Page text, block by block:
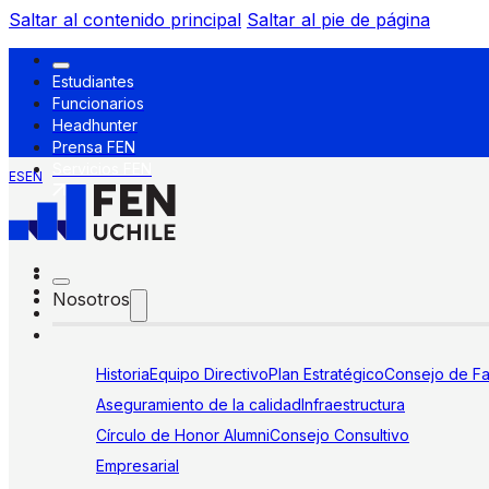
Saltar al contenido principal Saltar al pie de página
Estudiantes
Funcionarios
Headhunter
Prensa FEN
ESEN
Nosotros
HistoriaEquipo DirectivoPlan EstratégicoConsejo de
Aseguramiento de la calidadInfraestructura
Círculo de Honor AlumniConsejo Consultivo
Empresarial